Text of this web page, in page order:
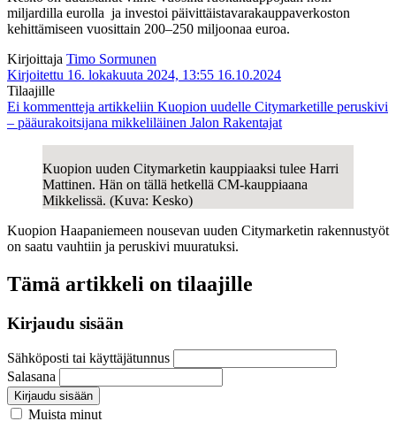
miljardilla eurolla ja investoi päivittäistavarakauppaverkoston
kehittämiseen vuosittain 200–250 miljoonaa euroa.
Kirjoittaja Timo Sormunen
Kirjoitettu 16. lokakuuta 2024, 13:55 16.10.2024
Tilaajille
Ei kommentteja artikkeliin Kuopion uudelle Citymarketille peruskivi
– pääurakoitsijana mikkeliläinen Jalon Rakentajat
Kuopion uuden Citymarketin kauppiaaksi tulee Harri
Mattinen. Hän on tällä hetkellä CM-kauppiaana
Mikkelissä. (Kuva: Kesko)
Kuopion Haapaniemeen nousevan uuden Citymarketin rakennustyöt
on saatu vauhtiin ja peruskivi muuratuksi.
Tämä artikkeli on tilaajille
Kirjaudu sisään
Sähköposti tai käyttäjätunnus
Salasana
Kirjaudu sisään
Muista minut